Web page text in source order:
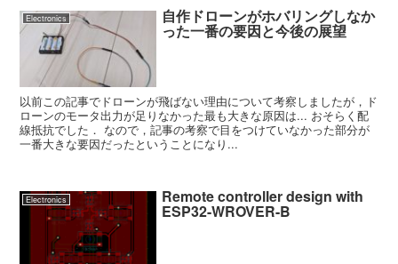
Electronics 自作ドローンがホバリングしなか
った一番の要因と今後の展望
以前この記事でドローンが飛ばない理由について考察しましたが，ド
ローンのモータ出力が足りなかった最も大きな原因は... おそらく配
線抵抗でした． なので，記事の考察で目をつけていなかった部分が
一番大きな要因だったということになり...
Electronics Remote controller design with
ESP32-WROVER-B